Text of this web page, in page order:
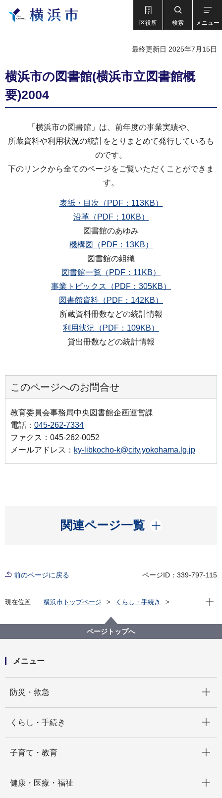
区役所 検索 メニュー
最終更新日 2025年7月15日
横浜市の図書館(横浜市立図書館概
要)2004
「横浜市の図書館」は、前年度の事業実績や、
所蔵資料や利用状況の統計をとりまとめて発行しているも
のです。
下のリンクから全てのページをご覧いただくことができま
す。
表紙・目次（PDF：113KB）
沿革（PDF：10KB）
図書館のあゆみ
機構図（PDF：13KB）
図書館の組織
図書館一覧（PDF：11KB）
事業トピックス（PDF：305KB）
図書館資料（PDF：142KB）
所蔵資料冊数などの統計情報
利用状況（PDF：109KB）
貸出冊数などの統計情報
このページへのお問合せ
教育委員会事務局中央図書館企画運営課
電話： 045-262-7334
ファクス：045-262-0052
メールアドレス： ky-libkocho-k@city.yokohama.lg.jp
関連ページ一覧
開く
前のページに戻る ページID：339-797-115
現在位置 横浜市トップページ
くらし・手続き
横浜市の図書館（横浜市立図書館年報）
横浜市の図書館(横浜市立図書館概要)2004
現在
ページトップへ
メニュー
防災・救急
くらし・手続き
子育て・教育
健康・医療・福祉